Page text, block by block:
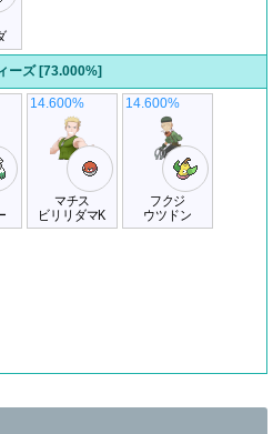
ーズ [73.000%]
マチス
ビリリダマK
14.600%
フクジ
ウツドン
14.600%